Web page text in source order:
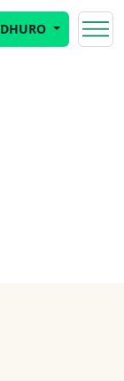
DHURO